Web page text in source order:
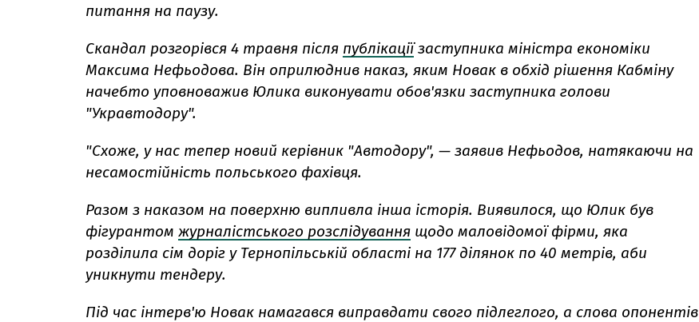
питання на паузу.
Скандал розгорівся 4 травня після публікаціїзаступника міністра економіки
Максима Нефьодова. Він оприлюднив наказ, яким Новак в обхід рішення Кабміну
начебто уповноважив Юлика виконувати обов'язки заступника голови
"Укравтодору".
"Схоже, у нас тепер новий керівник "Автодору", — заявив Нефьодов, натякаючи на
несамостійність польського фахівця.
Разом з наказом на поверхню випливла інша історія. Виявилося, що Юлик був
фігурантом журналістського розслідування щодо маловідомої фірми, яка
розділила сім доріг у Тернопільській області на 177 ділянок по 40 метрів, аби
уникнути тендеру.
Під час інтерв'ю Новак намагався виправдати свого підлеглого, а слова опонентів